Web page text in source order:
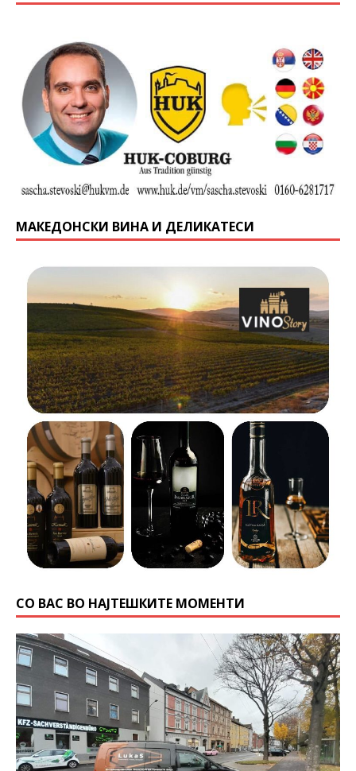
МАКЕДОНСКИ ВИНА И ДЕЛИКАТЕСИ
СО ВАС ВО НАЈТЕШКИТЕ МОМЕНТИ